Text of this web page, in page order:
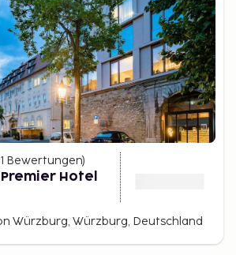
Bewertungen)
Hotel
Würzburg, Würzburg, Deutschland